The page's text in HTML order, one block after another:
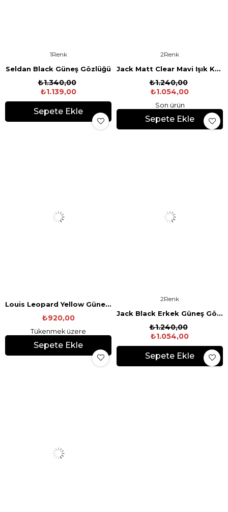
1
Seldan Black Güneş Gözlüğü
₺1.139,00
₺1.340,00
Sepete Ekle
2
Jack Matt Clear Mavi Işık Koruyucu Gözlük
₺1.054,00
₺1.240,00
Sepete Ekle
Son ürün
Louis Leopard Yellow Güneş Gözlüğü
₺920,00
Sepete Ekle
Tükenmek üzere
2
Jack Black Erkek Güneş Gözlüğü
₺1.054,00
₺1.240,00
Sepete Ekle